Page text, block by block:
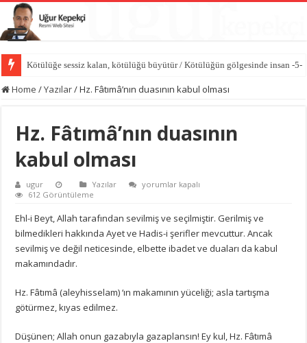
Kötülüğe sessiz kalan, kötülüğü büyütür / Kötülüğün gölgesinde insan -5-
Vicdan sustuğunda kötülük konuşur / Kötülüğün gölgesinde insan -4-
Home /Yazılar/Hz. Fâtımâ’nın duasının kabul olması
Hz. Fâtımâ’nın duasının
kabul olması
ugur Yazılar
Hz.
kabul
olması
için
yorumlar kapalı
612 Görüntüleme
Ehl-i Beyt, Allah tarafından sevilmiş ve seçilmiştir.Gerilmiş ve
bilmedikleri hakkında Ayet ve Hadis-i şerifler mevcuttur.Ancak
sevilmiş ve değil neticesinde, elbette ibadet ve duaları da kabul
makamındadır.
Hz.Fâtımâ (aleyhisselam) ‘ın makamının yüceliği; asla tartışma
götürmez, kıyas edilmez.
Düşünen;Allah onun gazabıyla gazaplansın!Ey kul, Hz.Fâtımâ